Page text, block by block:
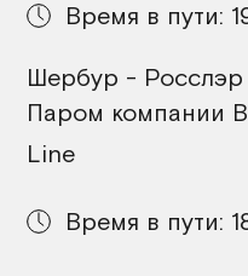
Время в пути:
Шербур -
Паром компании
Line
Время в пути: